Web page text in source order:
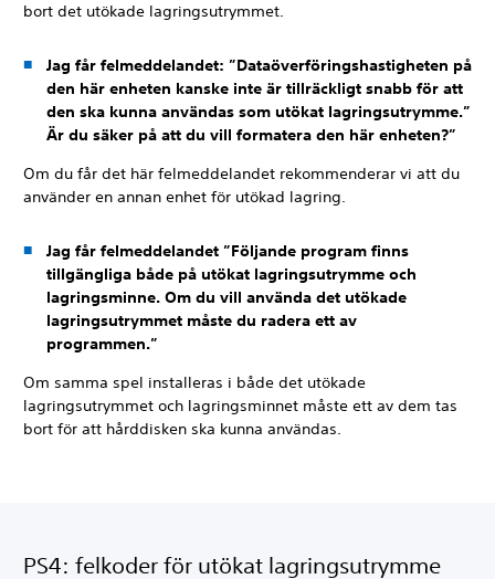
bort det utökade lagringsutrymmet.
Jag får felmeddelandet: ”Dataöverföringshastigheten på
den här enheten kanske inte är tillräckligt snabb för att
den ska kunna användas som utökat lagringsutrymme.”
Är du säker på att du vill formatera den här enheten?”
Om du får det här felmeddelandet rekommenderar vi att du
använder en annan enhet för utökad lagring.
Jag får felmeddelandet ”Följande program finns
tillgängliga både på utökat lagringsutrymme och
lagringsminne. Om du vill använda det utökade
lagringsutrymmet måste du radera ett av
programmen.”
Om samma spel installeras i både det utökade
lagringsutrymmet och lagringsminnet måste ett av dem tas
bort för att hårddisken ska kunna användas.
PS4: felkoder för utökat lagringsutrymme